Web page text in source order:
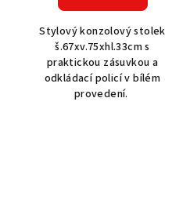
Stylový konzolový stolek
š.67xv.75xhl.33cm s
praktickou zásuvkou a
odkládací policí v bílém
provedení.